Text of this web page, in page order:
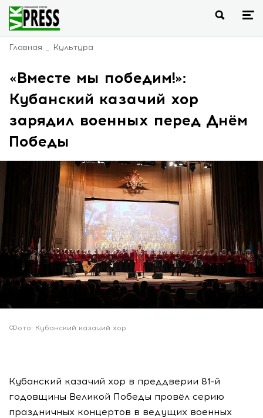
Главная Культура
«Вместе мы победим!»:
Кубанский казачий хор
зарядил военных перед Днём
Победы
Фото: Кубанский казачий хор
Кубанский казачий хор в преддверии 81-й
годовщины Великой Победы провёл серию
праздничных концертов в ведущих военных